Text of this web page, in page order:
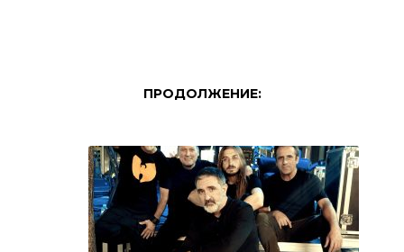
ПРОДОЛЖЕНИЕ: